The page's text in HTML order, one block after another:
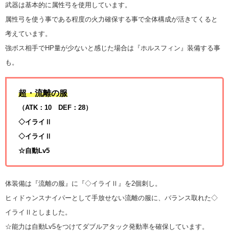
武器は基本的に属性弓を使用しています。
属性弓を使う事である程度の火力確保する事で全体構成が活きてくると
考えています。
強ボス相手でHP量が少ないと感じた場合は『ホルスフィン』装備する事
も。
超・流離の服
（ATK：10 DEF：28）
◇イライⅡ
◇イライⅡ
☆自動Lv5
体装備は『流離の服』に『◇イライⅡ』を2個刺し。
ヒィドゥンスナイパーとして手放せない流離の服に、バランス取れた◇
イライⅡとしました。
☆能力は自動Lv5をつけてダブルアタック発動率を確保しています。